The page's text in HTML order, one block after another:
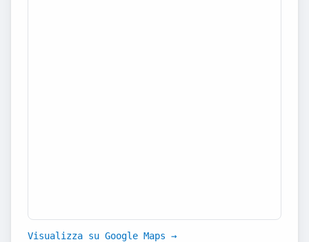
Visualizza su Google Maps →